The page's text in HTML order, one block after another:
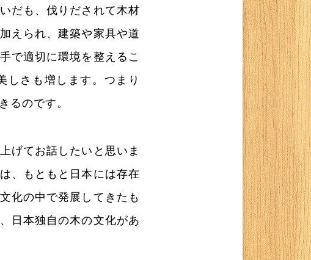
だも、伐りだされて木材
えられ、建築や家具や道
で適切に環境を整えるこ
しさも増します。つまり
るのです。
げてお話したいと思いま
、もともと日本には存在
化の中で発展してきたも
日本独自の木の文化があ